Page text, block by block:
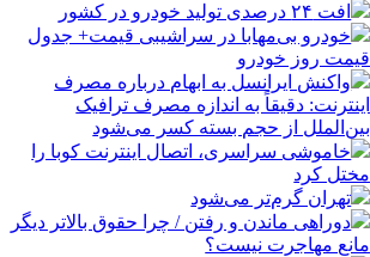
افت ۲۴ درصدی تولید خودرو در کشور
خودرو بی‌مهابا در سراشیبی قیمت+ جدول
قیمت روز خودرو
واکنش ایرانسل به ابهام درباره مصرف
اینترنت: دقیقاً به اندازه مصرف ترافیک
بین‌الملل از حجم بسته کسر می‌شود
خاموشی سراسری، اتصال اینترنت کوبا را
مختل کرد
تهران گرم‌تر می‌شود
دوراهی ماندن و رفتن / چرا حقوق بالاتر دیگر
مانع مهاجرت نیست؟